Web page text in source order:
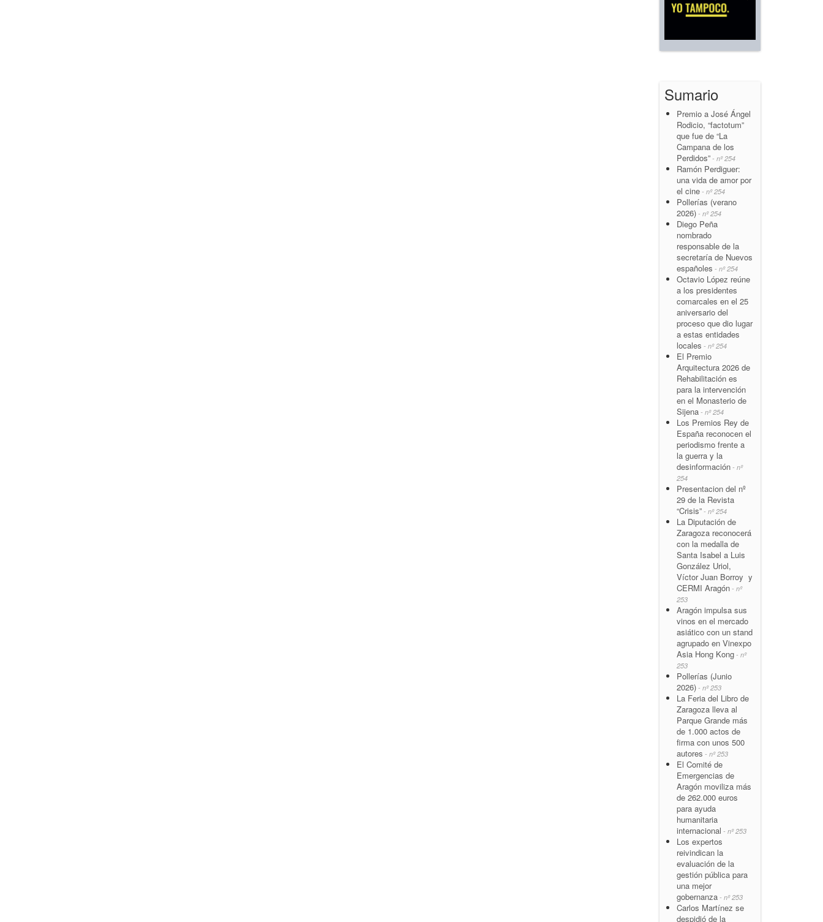
Sumario
Premio a José Ángel
Rodicio, “factotum”
que fue de “La
Campana de los
Perdidos” - nº 254
Ramón Perdiguer:
una vida de amor por
el cine - nº 254
Pollerías (verano
2026) - nº 254
Diego Peña
nombrado
responsable de la
secretaría de Nuevos
españoles - nº 254
Octavio López reúne
a los presidentes
comarcales en el 25
aniversario del
proceso que dio lugar
a estas entidades
locales - nº 254
El Premio
Arquitectura 2026 de
Rehabilitación es
para la intervención
en el Monasterio de
Sijena - nº 254
Los Premios Rey de
España reconocen el
periodismo frente a
la guerra y la
desinformación - nº
254
Presentacion del nº
29 de la Revista
“Crisis” - nº 254
La Diputación de
Zaragoza reconocerá
con la medalla de
Santa Isabel a Luis
González Uriol,
Víctor Juan Borroy y
CERMI Aragón - nº
253
Aragón impulsa sus
vinos en el mercado
asiático con un stand
agrupado en Vinexpo
Asia Hong Kong - nº
253
Pollerías (Junio
2026) - nº 253
La Feria del Libro de
Zaragoza lleva al
Parque Grande más
de 1.000 actos de
firma con unos 500
autores - nº 253
El Comité de
Emergencias de
Aragón moviliza más
de 262.000 euros
para ayuda
humanitaria
internacional - nº 253
Los expertos
reivindican la
evaluación de la
gestión pública para
una mejor
gobernanza - nº 253
Carlos Martínez se
despidió de la